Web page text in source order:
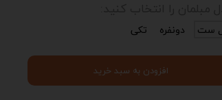
ست دونفره تکی
افزودن به سبد خرید